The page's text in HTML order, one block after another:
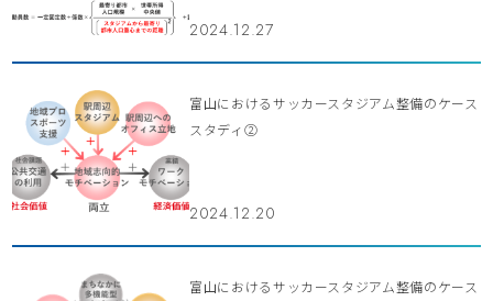
2024.12.27
富山におけるサッカースタジアム整備のケース
スタディ②
2024.12.20
富山におけるサッカースタジアム整備のケース